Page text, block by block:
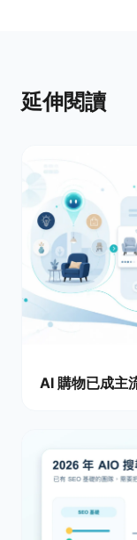
延伸閱讀
AI 購物已成主